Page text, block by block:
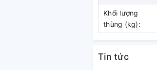
Khối lượng
thùng (kg):
Tin tức